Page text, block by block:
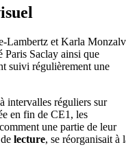
Lambertz et Karla
Saclay ainsi que
suivi régulièrement une
intervalles réguliers sur
en fin de CE1, les
une partie de leur
lecture, se réorganisait à